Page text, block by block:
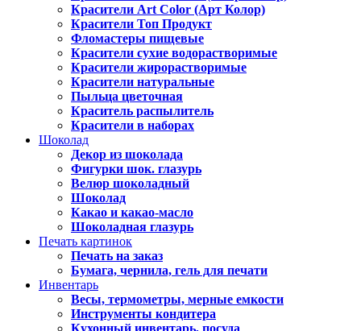
Красители Art Color (Арт Колор)
Красители Топ Продукт
Фломастеры пищевые
Красители сухие водорастворимые
Красители жирорастворимые
Красители натуральные
Пыльца цветочная
Краситель распылитель
Красители в наборах
Шоколад
Декор из шоколада
Фигурки шок. глазурь
Велюр шоколадный
Шоколад
Какао и какао-масло
Шоколадная глазурь
Печать картинок
Печать на заказ
Бумага, чернила, гель для печати
Инвентарь
Весы, термометры, мерные емкости
Инструменты кондитера
Кухонный инвентарь, посуда